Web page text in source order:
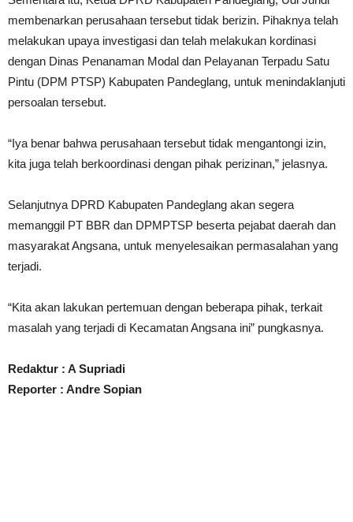
membenarkan perusahaan tersebut tidak berizin. Pihaknya telah
melakukan upaya investigasi dan telah melakukan kordinasi
dengan Dinas Penanaman Modal dan Pelayanan Terpadu Satu
Pintu (DPM PTSP) Kabupaten Pandeglang, untuk menindaklanjuti
persoalan tersebut.
“Iya benar bahwa perusahaan tersebut tidak mengantongi izin,
kita juga telah berkoordinasi dengan pihak perizinan,” jelasnya.
Selanjutnya DPRD Kabupaten Pandeglang akan segera
memanggil PT BBR dan DPMPTSP beserta pejabat daerah dan
masyarakat Angsana, untuk menyelesaikan permasalahan yang
terjadi.
“Kita akan lakukan pertemuan dengan beberapa pihak, terkait
masalah yang terjadi di Kecamatan Angsana ini” pungkasnya.
Redaktur : A Supriadi
Reporter : Andre Sopian